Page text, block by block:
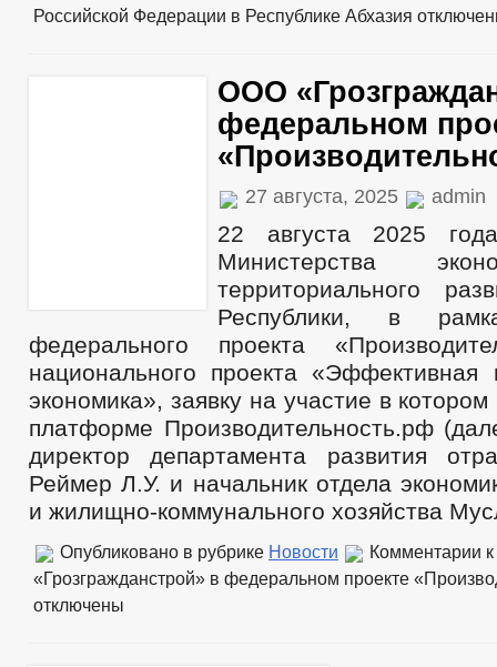
Российской Федерации в Республике Абхазия
ООО
федеральном
27 августа, 2025 admin
22 августа 2025 года
Министерства
территориального
Республики, в
федерального проекта
национального проекта
экономика», заявку на участие в
платформе Производительность.рф
директор департамента развития
Реймер Л.У. и начальник отдела
и жилищно-коммунального хозяйства
Опубликовано в рубрике Новости Комментарии
«Грозгражданстрой» в федеральном проекте
отключены